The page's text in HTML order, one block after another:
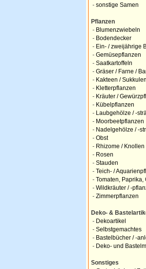
- sonstige Samen
Pflanzen
- Blumenzwiebeln
- Bodendecker
- Ein- / zweijährige
- Gemüsepflanzen
- Saatkartoffeln
- Gräser / Farne /
- Kakteen /
- Kletterpflanzen
- Kräuter /
- Kübelpflanzen
-
Laubgehölze / -
- Moorbeetpflanzen
- Nadelgehölze / -
- Obst
- Rhizome / Knollen
- Rosen
- Stauden
- Teich- /
- Tomaten, Paprika,
- Wildkräuter / -
- Zimmerpflanzen
Deko- &
- Dekoartikel
- Selbstgemachtes
- Bastelbücher / -
- Deko- und
Sonstiges